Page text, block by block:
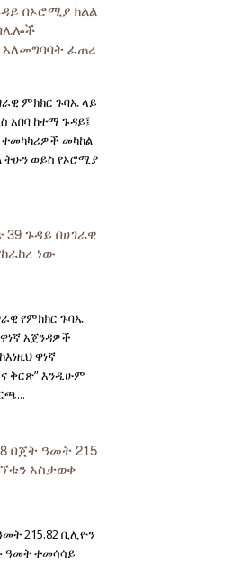
በኦሮሚያ ክልል
ፈጠረ
ምክክር ጉባኤ ላይ
አበባ ከተማ ጉዳይ፤
ተመካካሪዎች መካከል
ትሁን ወይስ የኦሮሚያ
39 ጉዳይ በሀገራዊ
ነው
የምክክር ጉባኤ
አጀንዳዎች
ዋነኛ
ቅርጽ” እንዲሁም
በጀት ዓመት 215
አስታወቀ
215.82 ቢሊዮን
ዓመት ተመሳሳይ